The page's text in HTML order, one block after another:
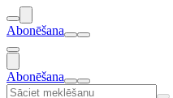
Abonēšana
Abonēšana